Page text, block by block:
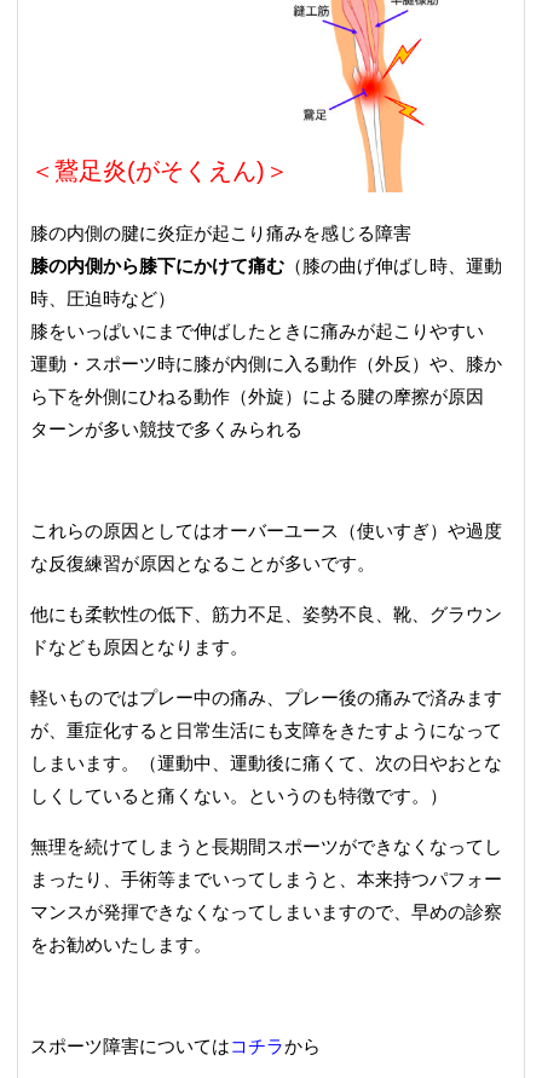
＜鵞足炎(がそくえん)＞
膝の内側の腱に炎症が起こり痛みを感じる障害
膝の内側から膝下にかけて痛む （膝の曲げ伸ばし時、運動
時、圧迫時など）
膝をいっぱいにまで伸ばしたときに痛みが起こりやすい
運動・スポーツ時に膝が内側に入る動作（外反）や、膝か
ら下を外側にひねる動作（外旋）による腱の摩擦が原因
ターンが多い競技で多くみられる
これらの原因としてはオーバーユース（使いすぎ）や過度
な反復練習が原因となることが多いです。
他にも柔軟性の低下、筋力不足、姿勢不良、靴、グラウン
ドなども原因となります。
軽いものではプレー中の痛み、プレー後の痛みで済みます
が、重症化すると日常生活にも支障をきたすようになって
しまいます。（運動中、運動後に痛くて、次の日やおとな
しくしていると痛くない。というのも特徴です。）
無理を続けてしまうと長期間スポーツができなくなってし
まったり、手術等までいってしまうと、本来持つパフォー
マンスが発揮できなくなってしまいますので、早めの診察
をお勧めいたします。
スポーツ障害についてはコチラから